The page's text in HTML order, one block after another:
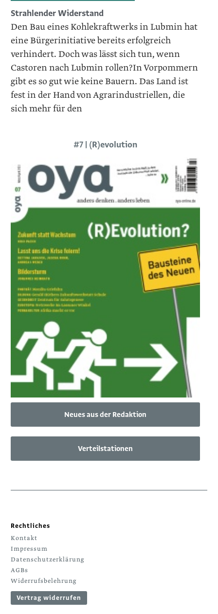
Strahlender Widerstand
Den Bau eines Kohlekraftwerks in Lubmin hat
eine Bürgerinitiative bereits erfolgreich
verhindert. Doch was lässt sich tun, wenn
Castoren nach Lubmin rollen?In Vorpommern
gibt es so gut wie keine Bauern. Das Land ist
fest in der Hand von Agrarindustriellen, die
sich mehr für den
#7 | (R)evolution
Neues aus der Redaktion
Verteilstationen
Rechtliches
Kontakt
Impressum
Datenschutzerklärung
AGBs
Widerrufsbelehrung
Vertrag widerrufen